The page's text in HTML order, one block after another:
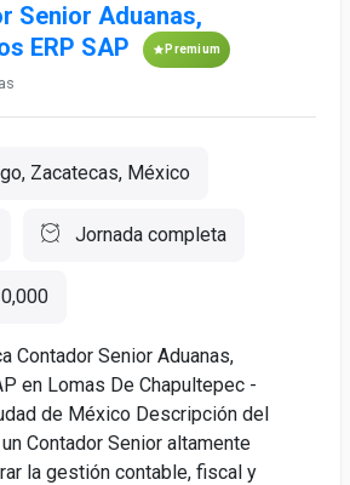
Senior Aduanas,
ERP SAP
Premium
Zacatecas, México
Jornada completa
Contador Senior Aduanas,
en Lomas De Chapultepec -
de México Descripción del
Contador Senior altamente
la gestión contable, fiscal y